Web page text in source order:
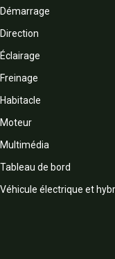
Démarrage
Direction
Éclairage
Freinage
Habitacle
Moteur
Multimédia
Tableau de bord
Véhicule électrique et